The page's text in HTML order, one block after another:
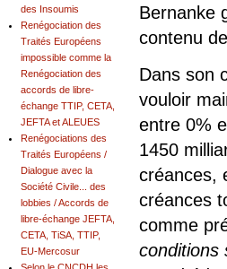
Bernanke
contenu
Dans son
vouloir
entre 0%
1450
créances,
créances
comme
conditions
des Insoumis
Renégociation des
Traités Européens
impossible comme la
Renégociation des
accords de libre-
échange TTIP, CETA,
JEFTA et ALEUES
Renégociations des
Traités Européens /
Dialogue avec la
Société Civile... des
lobbies / Accords de
libre-échange JEFTA,
CETA, TiSA, TTIP,
EU-Mercosur